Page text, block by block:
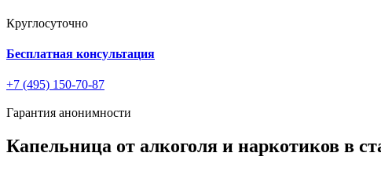
Круглосуточно
Бесплатная консультация
+7 (495) 150-70-87
Гарантия анонимности
Капельница от алкоголя и наркотиков в